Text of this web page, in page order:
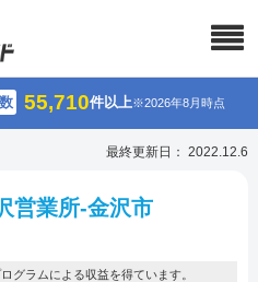
55,710件以上※2026年8月時点
最終更新日： 2022.12.6
営業所-金沢市
グラムによる収益を得ています。